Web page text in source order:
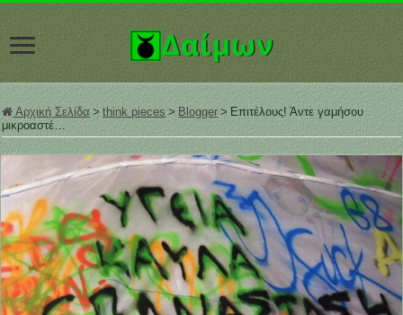
Αρχική Σελίδα > think pieces > Blogger > Επιτέλους! Άντε γαμήσου
μικροαστέ…